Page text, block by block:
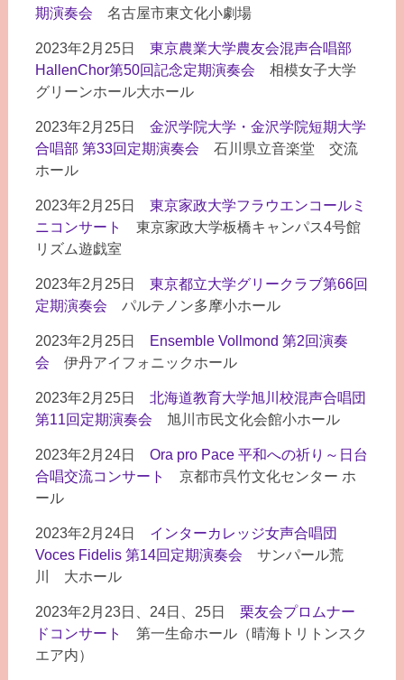
期演奏会 名古屋市東文化小劇場
2023年2月25日 東京農業大学農友会混声合唱部
HallenChor第50回記念定期演奏会 相模女子大学
グリーンホール大ホール
2023年2月25日 金沢学院大学・金沢学院短期大学
合唱部 第33回定期演奏会 石川県立音楽堂 交流
ホール
2023年2月25日 東京家政大学フラウエンコールミ
ニコンサート
東京家政大学板橋キャンパス4号館
リズム遊戯室
2023年2月25日 東京都立大学グリークラブ第66回
定期演奏会 パルテノン多摩小ホール
2023年2月25日
Ensemble Vollmond 第2回演奏
会 伊丹アイフォニックホール
2023年2月25日 北海道教育大学旭川校混声合唱団
第11回定期演奏会 旭川市民文化会館小ホール
2023年2月24日 Ora pro Pace 平和への祈り～日台
合唱交流コンサート
京都市呉竹文化センター ホ
ール
2023年2月24日 インターカレッジ女声合唱団
Voces Fidelis 第14回定期演奏会 サンパール荒
川 大ホール
2023年2月23日、24日、25日 栗友会プロムナー
ドコンサート
第一生命ホール（晴海トリトンスク
エア内）